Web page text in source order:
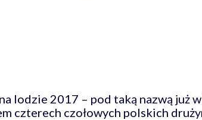
lodzie 2017 – pod taką nazwą już
czterech czołowych polskich